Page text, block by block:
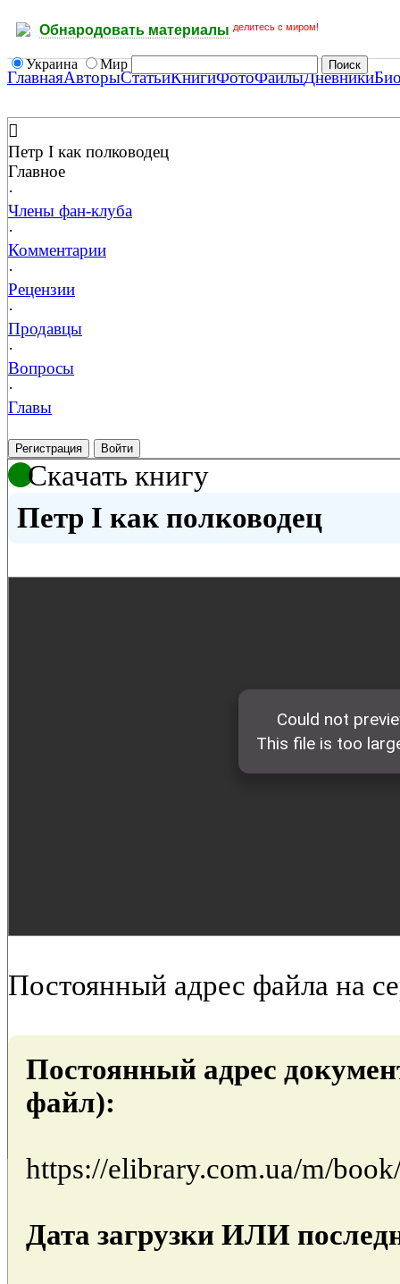
Обнародовать материалы делитесь с миром!
Украина Мир
ГлавнаяАвторыСтатьиКнигиФотоФайлыДневники
Петр I как полководец
Главное
·
Члены фан-клуба
·
Комментарии
·
Рецензии
·
Продавцы
·
Вопросы
·
Главы
Регистрация Войти
Скачать книгу
Петр I как полководец
Постоянный адрес файла на
Постоянный адрес
файл):
https://elibrary.com.ua/m/
Дата загрузки ИЛИ